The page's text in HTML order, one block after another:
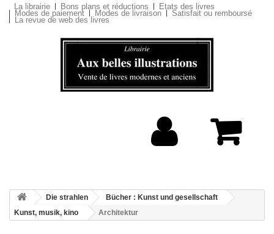
La librairie Bons plans et réductions Etats des livres
Modes de paiement Modes de livraison Satisfait ou remboursé
La revue de web des livres
Die strahlen
Bücher : Kunst und gesellschaft
Kunst, musik, kino
Architektur